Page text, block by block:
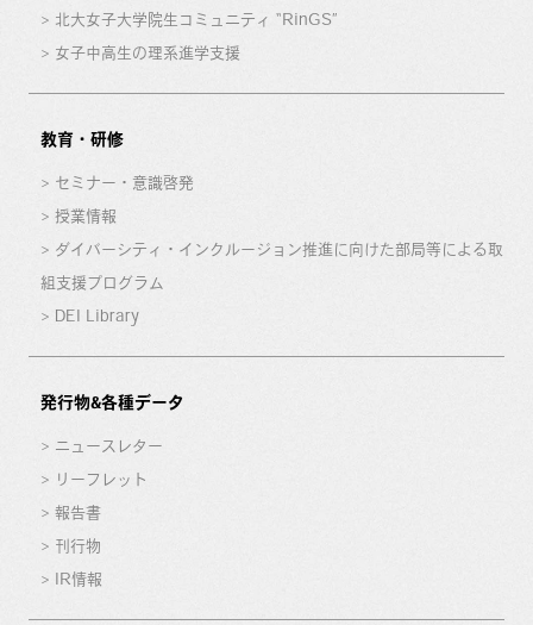
北大女子大学院生コミュニティ “RinGS”
女子中高生の理系進学支援
教育・研修
セミナー・意識啓発
授業情報
ダイバーシティ・インクルージョン推進に向けた部局等による取
組支援プログラム
DEI Library
発行物&各種データ
ニュースレター
リーフレット
報告書
刊行物
IR情報